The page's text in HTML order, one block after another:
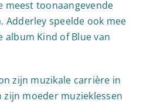
meest toonaangevende
Adderley speelde ook mee
album Kind of Blue van
zijn muzikale carrière in
zijn moeder muzieklessen